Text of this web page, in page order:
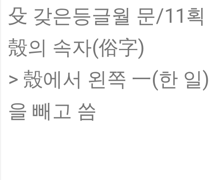
殳 갖은등글월 문/11획
殼의 속자(俗字)
> 殼에서 왼쪽 一(한 일)
을 빼고 씀